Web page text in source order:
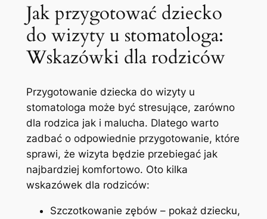
Jak przygotować dziecko
do⁤ wizyty u‍ stomatologa:⁢
Wskazówki dla rodziców
Przygotowanie dziecka do wizyty u
stomatologa może ⁣być stresujące, zarówno
dla rodzica jak i malucha. Dlatego warto
zadbać‌ o odpowiednie przygotowanie, które
⁣sprawi, że wizyta będzie przebiegać jak
najbardziej komfortowo. Oto kilka
wskazówek dla rodziców:
Szczotkowanie⁢ zębów – pokaż dziecku,